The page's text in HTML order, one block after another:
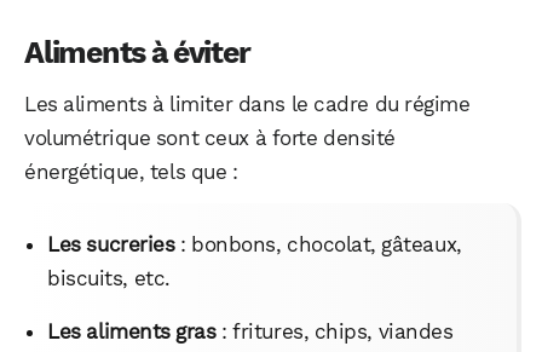
Aliments à éviter
Les aliments à limiter dans le cadre du régime
volumétrique sont ceux à forte densité
énergétique, tels que :
Les sucreries: bonbons, chocolat, gâteaux,
biscuits, etc.
Les aliments gras: fritures, chips, viandes